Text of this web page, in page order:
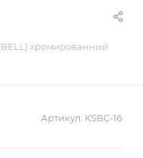
хромированный
Артикул: KSBC-16